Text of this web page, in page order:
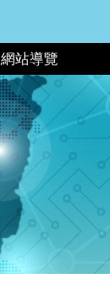
網站導覽